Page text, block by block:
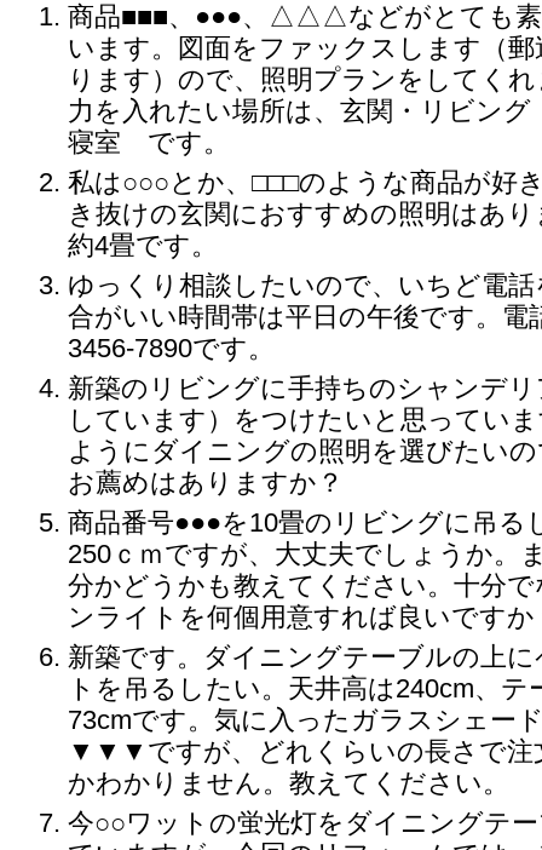
商品■■■、●●●、△△△などがとても素
います。図面をファックスします（
ります）ので、照明プランをしてく
力を入れたい場所は、玄関・リビン
寝室 です。
私は○○○とか、□□□のような商品が好
き抜けの玄関におすすめの照明はあ
約4畳です。
ゆっくり相談したいので、いちど電
合がいい時間帯は平日の午後です。
3456-7890です。
新築のリビングに手持ちのシャンデ
しています）をつけたいと思ってい
ようにダイニングの照明を選びたい
お薦めはありますか？
商品番号●●●を10畳のリビングに吊る
250ｃｍですが、大丈夫でしょうか。
分かどうかも教えてください。十分
ンライトを何個用意すれば良いですか
新築です。ダイニングテーブルの上
トを吊るしたい。天井高は240cm、
73cmです。気に入ったガラスシェ
▼▼▼ですが、どれくらいの長さで注
かわかりません。教えてください。
今○○ワットの蛍光灯をダイニングテ